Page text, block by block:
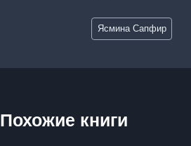
Метки
записи:
Ясмина Сапфир
Похожие книги